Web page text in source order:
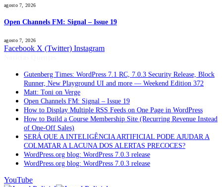
agosto 7, 2026
Open Channels FM: Signal – Issue 19
agosto 7, 2026
Facebook X (Twitter) Instagram
Gutenberg Times: WordPress 7.1 RC, 7.0.3 Security Release, Block
Runner, New Playground UI and more — Weekend Edition 372
Matt: Toni on Verge
Open Channels FM: Signal – Issue 19
How to Display Multiple RSS Feeds on One Page in WordPress
How to Build a Course Membership Site (Recurring Revenue Instead
of One-Off Sales)
SERÁ QUE A INTELIGÊNCIA ARTIFICIAL PODE AJUDAR A
COLMATAR A LACUNA DOS ALERTAS PRECOCES?
WordPress.org blog: WordPress 7.0.3 release
WordPress.org blog: WordPress 7.0.3 release
YouTube